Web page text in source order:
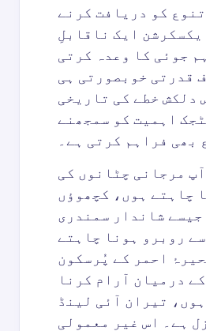
کو دریافت کرنے
ایک ناقابلِ
جوئی کا وعدہ کرتی
قدرتی خوبصورتی ہی
دلکش خطے کی تاریخی
اہمیت کو سمجھنے
بھی فراہم کرتی ہے۔
مرجانی چٹانوں کی
چاہتے ہوں، کچھوؤں
جیسے شاندار سمندری
روبرو ہونا چاہتے
احمر کے پُرسکون
درمیان آرام کرنا
تیران آئی لینڈ
ہے۔ اس غیر معمولی